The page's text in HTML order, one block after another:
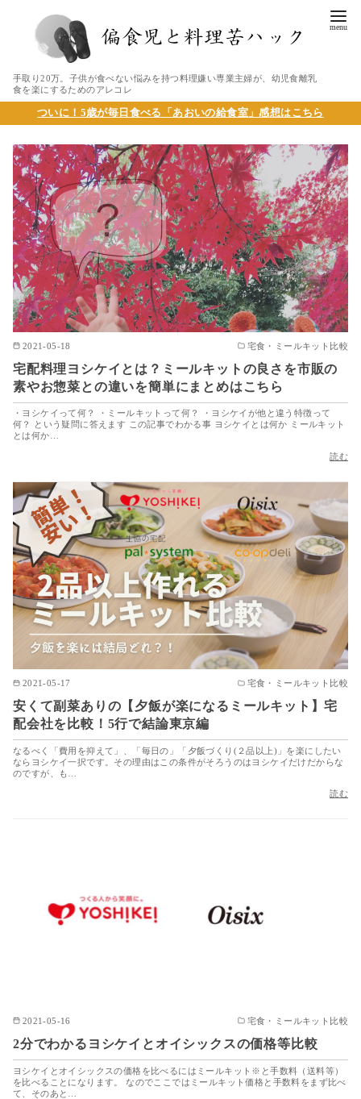
手取り20万。子供が食べない悩みを持つ料理嫌い専業主婦が、幼児食離乳
食を楽にするためのアレコレ
ついに！5歳が毎日食べる「あおいの給食室」感想はこちら
2021-05-18 宅食・ミールキット比較
宅配料理ヨシケイとは？ミールキットの良さを市販の
素やお惣菜との違いを簡単にまとめはこちら
・ヨシケイって何？ ・ミールキットって何？ ・ヨシケイが他と違う特徴って
何？ という疑問に答えます この記事でわかる事 ヨシケイとは何か ミールキット
とは何か…
読む
2021-05-17 宅食・ミールキット比較
安くて副菜ありの【夕飯が楽になるミールキット】宅
配会社を比較！5行で結論東京編
なるべく「費用を抑えて」、「毎日の」「夕飯づくり(２品以上)」を楽にしたい
ならヨシケイ一択です。その理由はこの条件がそろうのはヨシケイだけだからな
のですが、も…
読む
2021-05-16 宅食・ミールキット比較
2分でわかるヨシケイとオイシックスの価格等比較
ヨシケイとオイシックスの価格を比べるにはミールキット※と手数料（送料等）
を比べることになります。 なのでここではミールキット価格と手数料をまず比べ
て、そのあと…